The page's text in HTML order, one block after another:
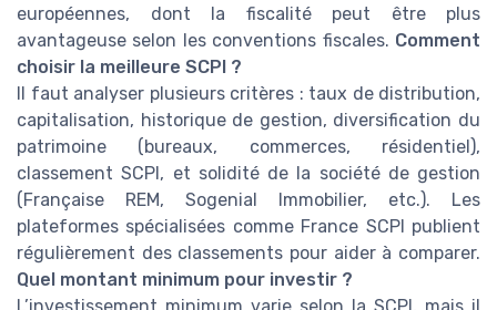
européennes, dont la fiscalité peut être plus
avantageuse selon les conventions fiscales. Comment
choisir la meilleure SCPI ?
Il faut analyser plusieurs critères : taux de distribution,
capitalisation, historique de gestion, diversification du
patrimoine (bureaux, commerces, résidentiel),
classement SCPI, et solidité de la société de gestion
(Française REM, Sogenial Immobilier, etc.). Les
plateformes spécialisées comme France SCPI publient
régulièrement des classements pour aider à comparer.
Quel montant minimum pour investir ?